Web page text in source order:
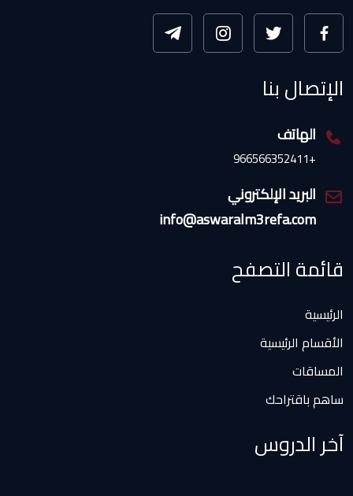
الإتصال بنا
الهاتف
+966566352411
البريد الإلكتروني
info@aswaralm3refa.com
قائمة التصفح
الرئيسية
الأقسام الرئيسية
المساقات
ساهم باقتراحك
آخر الدروس